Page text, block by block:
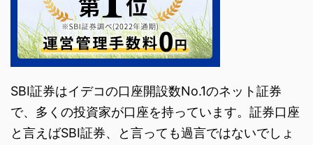
SBI証券はイデコの口座開設数No.1のネット証券
で、多くの投資家が口座を持っています。証券口座
と言えばSBI証券、と言っても過言ではないでしょ